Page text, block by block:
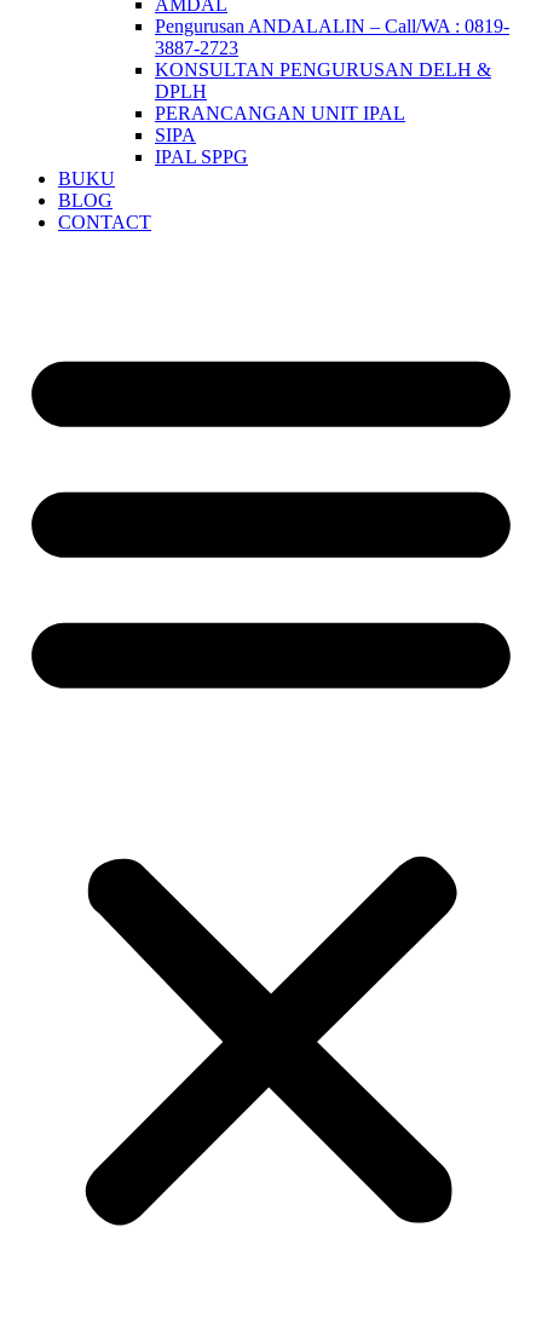
Pengurusan ANDALALIN – Call/WA : 0819-
3887-2723
KONSULTAN PENGURUSAN DELH &
DPLH​
PERANCANGAN UNIT IPAL
SIPA
IPAL SPPG
BUKU
BLOG
CONTACT